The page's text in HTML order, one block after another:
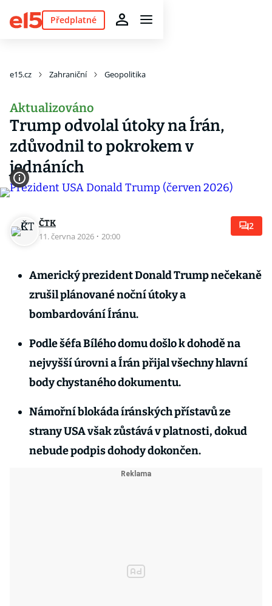
Předplatné
e15.cz Zahraniční Geopolitika
Aktualizováno
Trump odvolal útoky na Írán,
zdůvodnil to pokrokem v
jednáních
ČTK
11. června 2026 · 20:00
2
Americký prezident Donald Trump nečekaně
zrušil plánované noční útoky a
bombardování Íránu.
Podle šéfa Bílého domu došlo k dohodě na
nejvyšší úrovni a Írán přijal všechny hlavní
body chystaného dokumentu.
Námořní blokáda íránských přístavů ze
strany USA však zůstává v platnosti, dokud
nebude podpis dohody dokončen.